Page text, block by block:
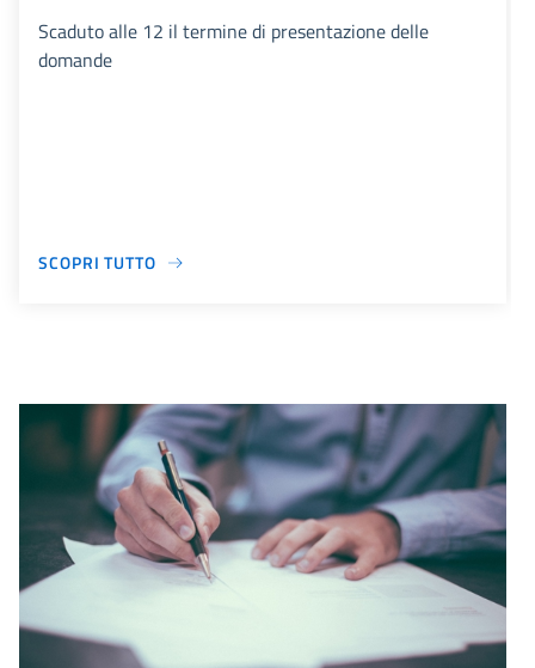
Scaduto alle 12 il termine di presentazione delle
domande
SCOPRI TUTTO